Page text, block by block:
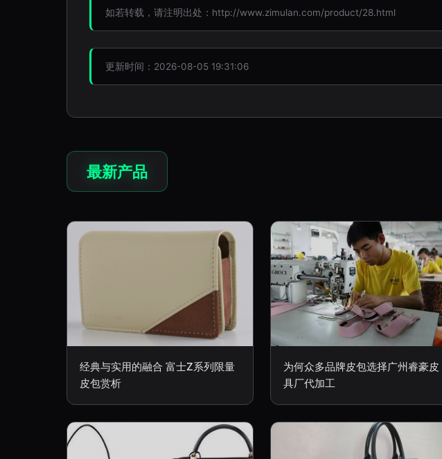
如若转载，请注明出处：http://www.zimulan.com/product/28.html
更新时间：2026-08-05 19:31:06
最新产品
经典与实用的融合 富士Z系列限量
皮包赏析
为何众多品牌皮包选择广州睿豪皮
具厂代加工